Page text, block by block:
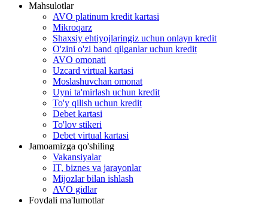
Mahsulotlar
AVO platinum kredit kartasi
Mikroqarz
Shaxsiy ehtiyojlaringiz uchun onlayn kredit
O'zini o'zi band qilganlar uchun kredit
AVO omonati
Uzcard virtual kartasi
Moslashuvchan omonat
Uyni ta'mirlash uchun kredit
To'y qilish uchun kredit
Debet kartasi
To'lov stikeri
Debet virtual kartasi
Jamoamizga qo'shiling
Vakansiyalar
IT, biznes va jarayonlar
Mijozlar bilan ishlash
AVO gidlar
Foydali ma'lumotlar